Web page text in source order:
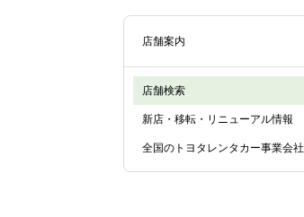
店舗案内
店舗検索
新店・移転・リニューアル情報
全国のトヨタレンタカー事業会社